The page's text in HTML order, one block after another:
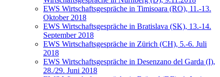
EWS Wirtschaftsgespräche in Timisoara (RO), 11.-13.
Oktober 2018
EWS Wirtschaftsgespräche in Bratislava (SK), 13.-14.
September 2018
EWS Wirtschaftsgespräche in Zürich (CH), 5.-6. Juli
2018
EWS Wirtschaftsgespräche in Desenzano del Garda (I),
28./29. Juni 2018